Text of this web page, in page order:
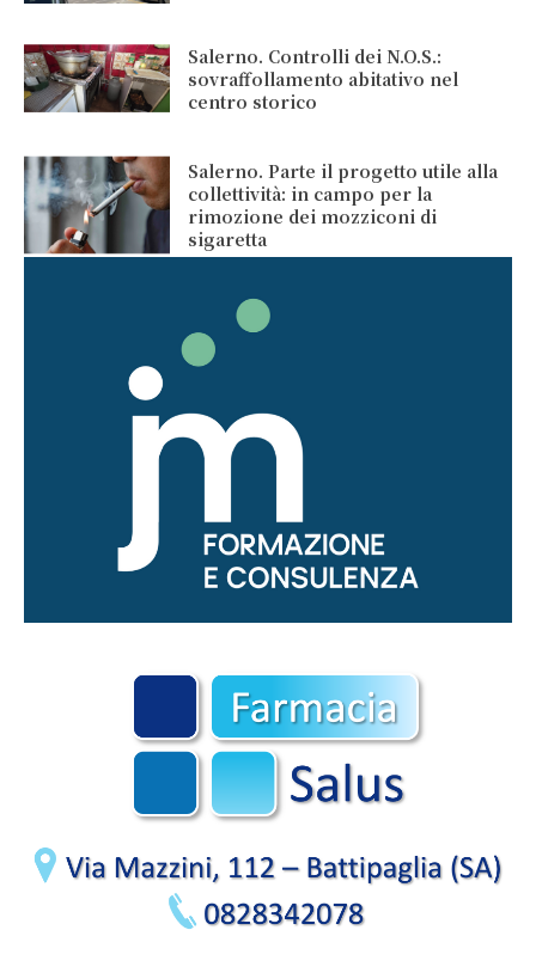
Salerno. Controlli dei N.O.S.:
sovraffollamento abitativo nel
centro storico
Salerno. Parte il progetto utile alla
collettività: in campo per la
rimozione dei mozziconi di
sigaretta